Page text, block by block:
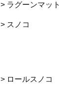
> ラグーンマット
> スノコ
> ロールスノコ